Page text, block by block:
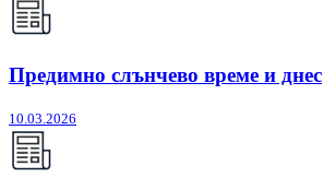
Предимно слънчево време и днес
10.03.2026